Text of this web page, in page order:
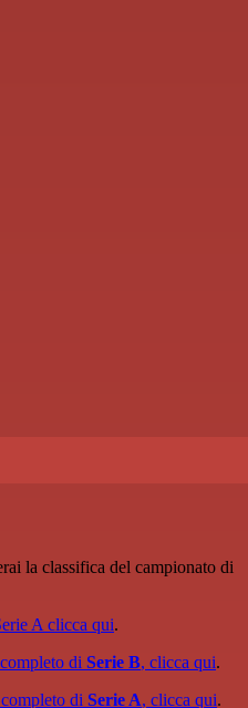
la classifica del campionato di
A clicca qui.
di Serie B, clicca qui.
di Serie A, clicca qui.